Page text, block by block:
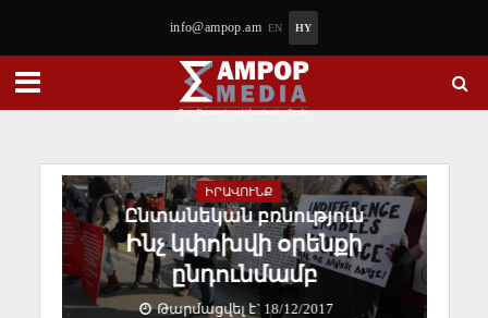
info@ampop.am EN HY
ԻՐԱՎՈՒՆՔ
Ընտանեկան բռնություն
Ինչ կփոխվի օրենքի
ընդունմամբ
Թարմացվել է` 18/12/2017